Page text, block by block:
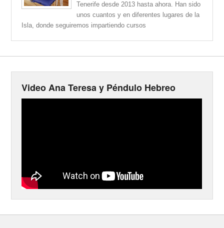
Tenerife desde 2013 hasta ahora. Han sido
unos cuantos y en diferentes lugares de la
Isla, donde seguiremos impartiendo cursos
Video Ana Teresa y Péndulo Hebreo